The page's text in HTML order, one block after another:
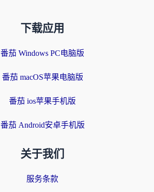
下载应用
番茄 Windows PC电脑版
番茄 macOS苹果电脑版
番茄 ios苹果手机版
番茄 Android安卓手机版
关于我们
服务条款